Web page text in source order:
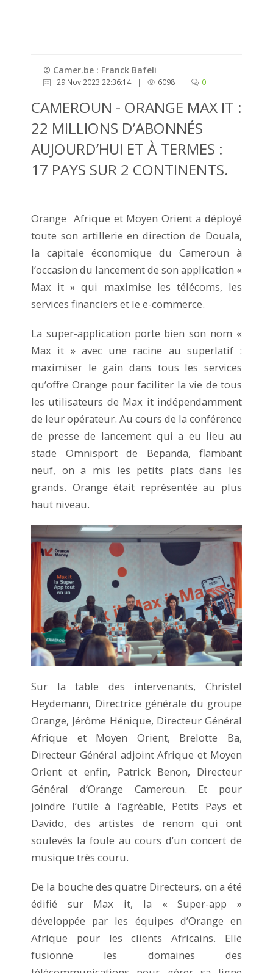
© Camer.be : Franck Bafeli
29 Nov 2023 22:36:14 | 6098 | 0
CAMEROUN - ORANGE MAX IT :
22 MILLIONS D’ABONNÉS
AUJOURD’HUI ET À TERMES :
17 PAYS SUR 2 CONTINENTS.
Orange Afrique et Moyen Orient a déployé
toute son artillerie en direction de Douala,
la capitale économique du Cameroun à
l’occasion du lancement de son application «
Max it » qui maximise les télécoms, les
services financiers et le e-commerce.
La super-application porte bien son nom «
Max it » avec une racine au superlatif :
maximiser le gain dans tous les services
qu’offre Orange pour faciliter la vie de tous
les utilisateurs de Max it indépendamment
de leur opérateur. Au cours de la conférence
de presse de lancement qui a eu lieu au
stade Omnisport de Bepanda, flambant
neuf, on a mis les petits plats dans les
grands. Orange était représentée au plus
haut niveau.
Sur la table des intervenants, Christel
Heydemann, Directrice générale du groupe
Orange, Jérôme Hénique, Directeur Général
Afrique et Moyen Orient, Brelotte Ba,
Directeur Général adjoint Afrique et Moyen
Orient et enfin, Patrick Benon, Directeur
Général d’Orange Cameroun. Et pour
joindre l’utile à l’agréable, Petits Pays et
Davido, des artistes de renom qui ont
soulevés la foule au cours d’un concert de
musique très couru.
De la bouche des quatre Directeurs, on a été
édifié sur Max it, la « Super-app »
développée par les équipes d’Orange en
Afrique pour les clients Africains. Elle
fusionne les domaines des